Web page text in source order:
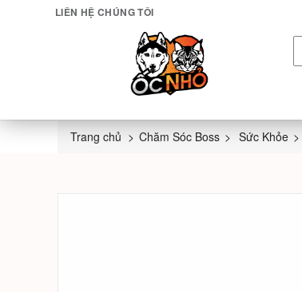
LIÊN HỆ CHÚNG TÔI
Trang chủ > Chăm Sóc Boss > Sức Khỏe >